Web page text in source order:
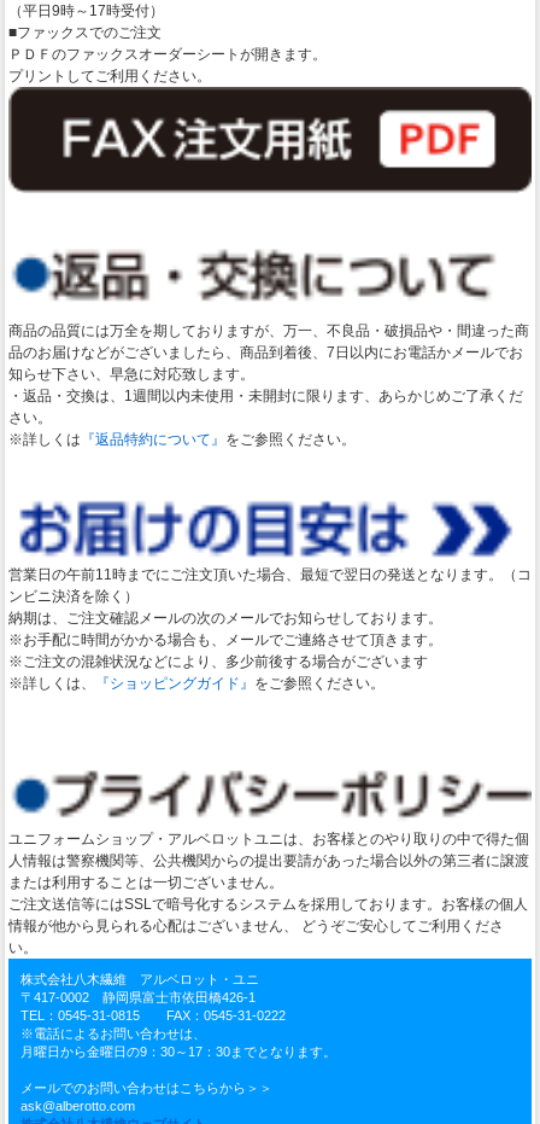
（平日9時～17時受付）
■ファックスでのご注文
ＰＤＦのファックスオーダーシートが開きます。
プリントしてご利用ください。
商品の品質には万全を期しておりますが、万一、不良品・破損品や・間違った商
品のお届けなどがございましたら、商品到着後、7日以内にお電話かメールでお
知らせ下さい、早急に対応致します。
・返品・交換は、1週間以内未使用・未開封に限ります、あらかじめご了承くだ
さい。
※詳しくは 『返品特約について』 をご参照ください。
営業日の午前11時までにご注文頂いた場合、最短で翌日の発送となります。（コ
ンビニ決済を除く）
納期は、ご注文確認メールの次のメールでお知らせしております。
※お手配に時間がかかる場合も、メールでご連絡させて頂きます。
※ご注文の混雑状況などにより、多少前後する場合がございます
※詳しくは、
『ショッピングガイド』 をご参照ください。
ユニフォームショップ・アルベロットユニは、お客様とのやり取りの中で得た個
人情報は警察機関等、公共機関からの提出要請があった場合以外の第三者に譲渡
または利用することは一切ございません。
ご注文送信等にはSSLで暗号化するシステムを採用しております。お客様の個人
情報が他から見られる心配はございません、 どうぞご安心してご利用くださ
い。
株式会社八木繊維 アルベロット・ユニ
〒417-0002 静岡県富士市依田橋426-1
TEL：0545-31-0815 FAX：0545-31-0222
※電話によるお問い合わせは、
月曜日から金曜日の9：30～17：30までとなります。
メールでのお問い合わせはこちらから＞＞
ask@alberotto.com